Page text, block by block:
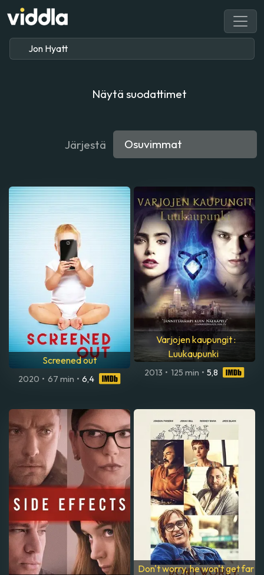
Näytä suodattimet
Järjestä
Screened out
2020 • 67 min • 6,4
Varjojen kaupungit :
Luukaupunki
2013 • 125 min • 5,8
Don't worry, he won't get far